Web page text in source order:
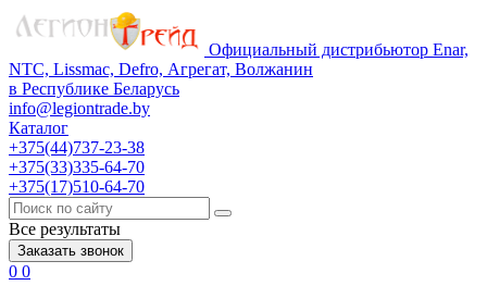
Официальный дистрибьютор Enar,
NTC, Lissmac, Defro, Агрегат, Волжанин
в Республике Беларусь
info@legiontrade.by
Каталог
+375(44)737-23-38
+375(33)335-64-70
+375(17)510-64-70
Все результаты
Заказать звонок
0 0